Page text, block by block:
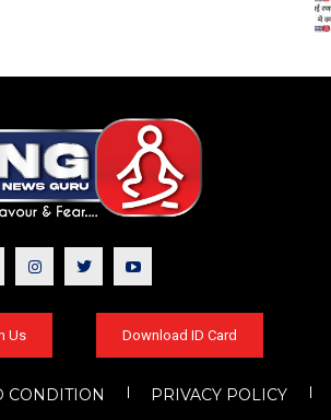
Us Download ID Card
CONDITION PRIVACY POLICY